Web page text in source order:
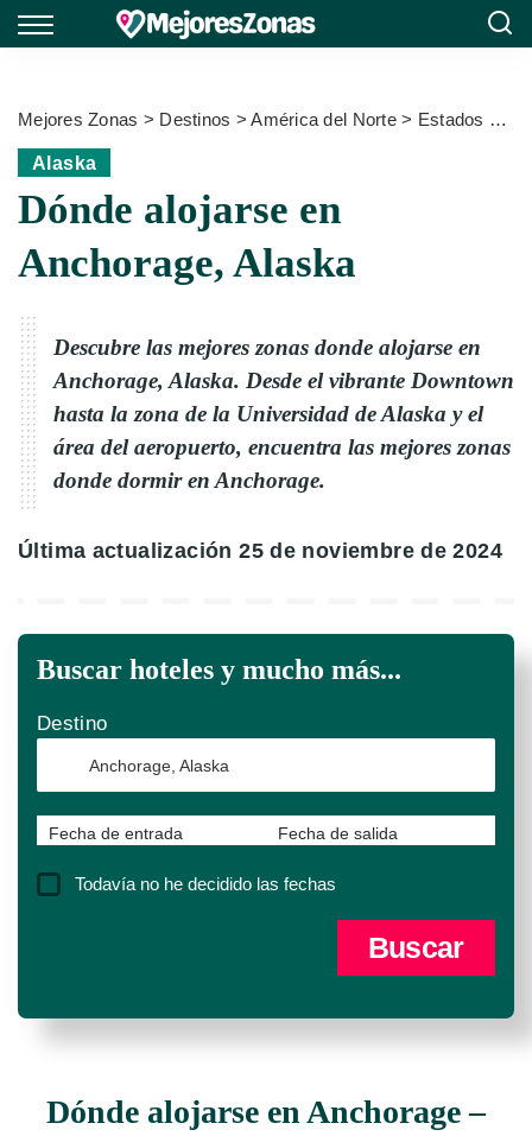
Mejores Zonas > Destinos >América del Norte> Estados Unidos
Alaska
Dónde alojarse en
Anchorage, Alaska
Descubre las mejores zonas donde alojarse en
Anchorage, Alaska. Desde el vibrante Downtown
hasta la zona de la Universidad de Alaska y el
área del aeropuerto, encuentra las mejores zonas
donde dormir en Anchorage.
Última actualización 25 de noviembre de 2024
Buscar hoteles y mucho más...
Destino
Fecha de entrada Fecha de salida
Todavía no he decidido las fechas
Dónde alojarse en Anchorage –